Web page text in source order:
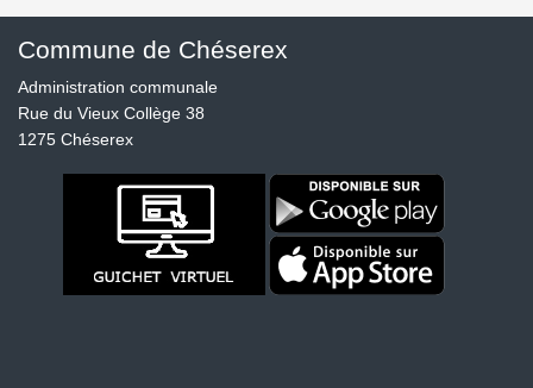
Commune de Chéserex
Administration communale
Rue du Vieux Collège 38
1275 Chéserex